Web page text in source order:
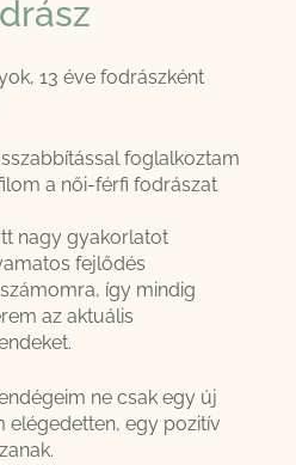
13 éve fodrászként
foglalkoztam
a női-férfi fodrászat
nagy gyakorlatot
fejlődés
így mindig
az aktuális
ne csak egy új
elégedetten, egy pozitív